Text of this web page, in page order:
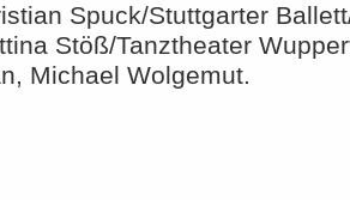
Spuck/Stuttgarter
Stöß/Tanztheater
Michael Wolgemut.